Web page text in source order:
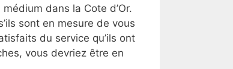
dans la Cote d’Or.
sont en mesure de vous
du service qu’ils ont
vous devriez être en